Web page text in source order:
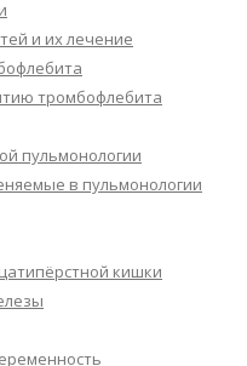
и их лечение
тромбофлебита
пульмонологии
в пульмонологии
кишки